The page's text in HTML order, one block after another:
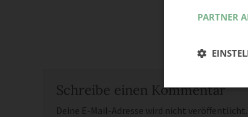
Schreibe einen Kommentar
Deine E-Mail-Adresse wird nicht veröffentlicht.
PARTNER